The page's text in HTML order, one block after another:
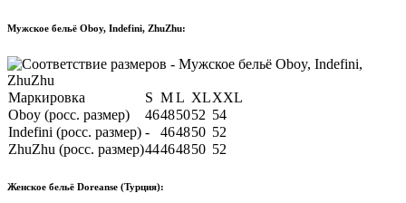
Мужское бельё Oboy, Indefini, ZhuZhu:
Маркировка S ML XLXXL
Oboy (росс. размер)
46485052 54
Indefini (росс. размер) - 464850 52
ZhuZhu (росс. размер)44464850 52
Женское бельё Doreanse (Турция):